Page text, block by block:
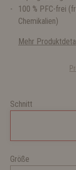
100 % PFC-frei
Chemikalien)
Mehr
Schnitt
Größe